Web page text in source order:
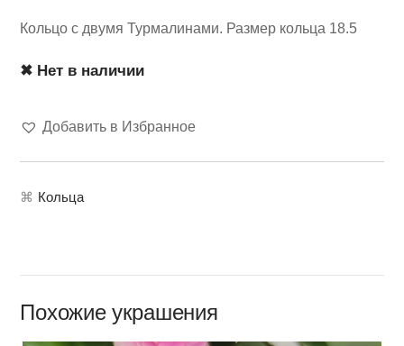
Кольцо с двумя Турмалинами. Размер кольца 18.5
✖ Нет в наличии
Добавить в Избранное
⌘ Кольца
Похожие украшения